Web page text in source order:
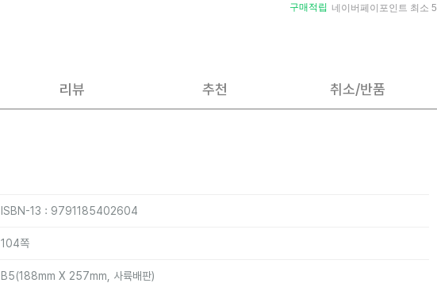
네이버페이
구매적립 네이버페이포인트 최소 5.5% 적립
리뷰 추천 취소/반품
ISBN-13 : 9791185402604
104쪽
B5(188mm X 257mm, 사륙배판)